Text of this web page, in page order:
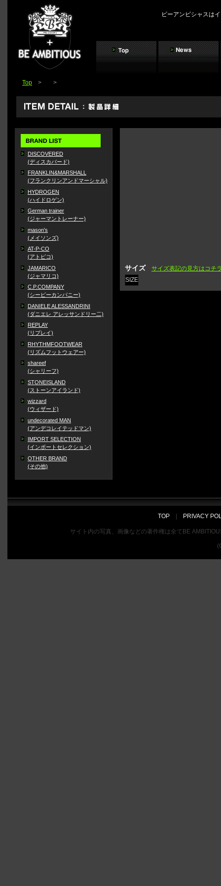
ビーアンビシャスは
Top > >
DISCOVERED
(ディスカバード)
FRANKLIN&MARSHALL
(フランクリンアンドマーシャル)
HYDROGEN
(ハイドロゲン)
German trainer
(ジャーマントレーナー)
mason's
(メイソンズ)
AT-P-CO
(アトピコ)
JAMARICO
(ジャマリコ)
C.P.COMPANY
(シーピーカンパニー)
DANIELE ALESSANDRINI
(ダニエレ アレッサンドリー二)
REPLAY
(リプレイ)
RHYTHMFOOTWEAR
(リズムフットウェアー)
shareef
(シャリーフ)
STONEISLAND
(ストーンアイランド)
wizzard
(ウィザード)
undecorated MAN
(アンデコレイテッドマン)
IMPORT SELECTION
(インポートセレクション)
OTHER BRAND
(その他)
サイズ
サイズ表記の見方はコチ
SIZE
TOP PRIVACY
サイト内の写真、画像などの著作権は全てBE